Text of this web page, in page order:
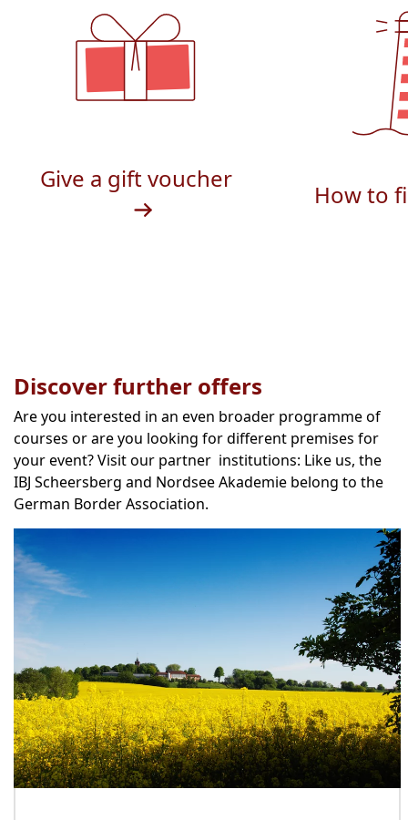
Give a gift voucher
How to
Discover further offers
Are you interested in an even broader programme of
courses or are you looking for different premises for
your event? Visit our partner institutions: Like us, the
IBJ Scheersberg and Nordsee Akademie belong to the
German Border Association.